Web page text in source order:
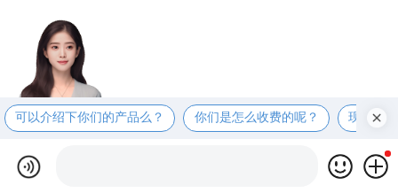
可以介绍下你们的产品么？ 你们是怎么收费的呢？ 现在有